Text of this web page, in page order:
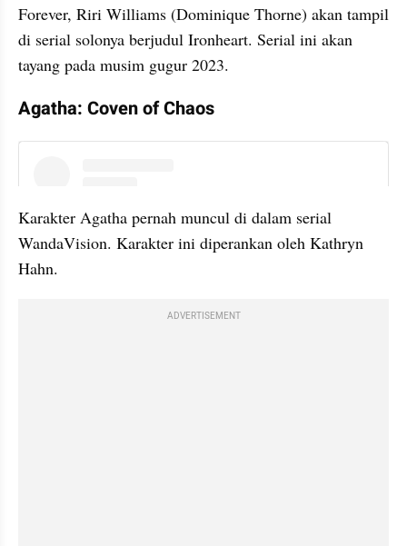
Forever, Riri Williams (Dominique Thorne) akan tampil
di serial solonya berjudul Ironheart. Serial ini akan
tayang pada musim gugur 2023.
Agatha: Coven of Chaos
Karakter Agatha pernah muncul di dalam serial
WandaVision. Karakter ini diperankan oleh Kathryn
Hahn.
ADVERTISEMENT